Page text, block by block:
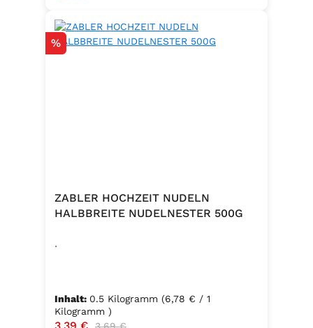
Rabatt
%
ZABLER HOCHZEIT NUDELN
HALBBREITE NUDELNESTER 500G
.
Inhalt: 0.5 Kilogramm (6,78 € / 1
Kilogramm )
Verkaufspreis:
3,39 € Regulärer Preis:
3,69 €